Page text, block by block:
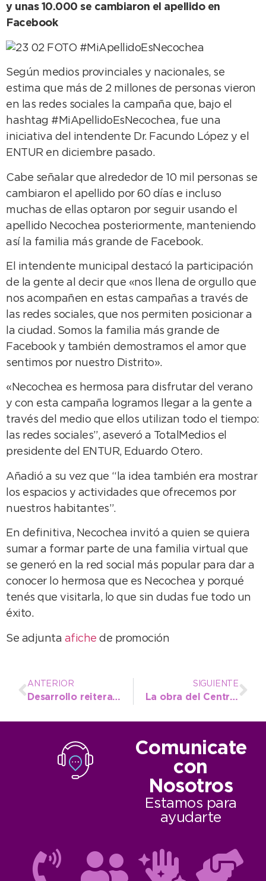
y unas 10.000 se cambiaron el apellido en
Facebook
Según medios provinciales y nacionales, se
estima que más de 2 millones de personas vieron
en las redes sociales la campaña que, bajo el
hashtag #MiApellidoEsNecochea, fue una
iniciativa del intendente Dr. Facundo López y el
ENTUR en diciembre pasado.
Cabe señalar que alrededor de 10 mil personas se
cambiaron el apellido por 60 días e incluso
muchas de ellas optaron por seguir usando el
apellido Necochea posteriormente, manteniendo
así la familia más grande de Facebook.
El intendente municipal destacó la participación
de la gente al decir que «nos llena de orgullo que
nos acompañen en estas campañas a través de
las redes sociales, que nos permiten posicionar a
la ciudad. Somos la familia más grande de
Facebook y también demostramos el amor que
sentimos por nuestro Distrito».
«Necochea es hermosa para disfrutar del verano
y con esta campaña logramos llegar a la gente a
través del medio que ellos utilizan todo el tiempo:
las redes sociales”, aseveró a TotalMedios el
presidente del ENTUR, Eduardo Otero.
Añadió a su vez que “la idea también era mostrar
los espacios y actividades que ofrecemos por
nuestros habitantes”.
En definitiva, Necochea invitó a quien se quiera
sumar a formar parte de una familia virtual que
se generó en la red social más popular para dar a
conocer lo hermosa que es Necochea y porqué
tenés que visitarla, lo que sin dudas fue todo un
éxito.
Se adjunta afiche de promoción
ANTERIOR
Desarrollo reitera el llamado a vecinos para corroborar supervivencia
SIGUIENTE
La obra del Centro de Monitoreo marcha a buen ritmo
Comunicate
con
Nosotros
Estamos para
ayudarte